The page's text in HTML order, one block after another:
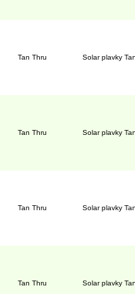
Tan Thru Solar plavky
Tan Thru Solar plavky
Tan Thru Solar plavky
Tan Thru Solar plavky